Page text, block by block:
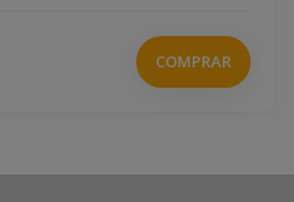
COMPRAR